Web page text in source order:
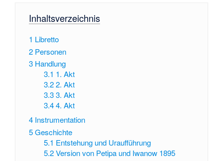
Inhaltsverzeichnis
1 Libretto
2 Personen
3 Handlung
3.1 1. Akt
3.2 2. Akt
3.3 3. Akt
3.4 4. Akt
4 Instrumentation
5Geschichte
5.1 Entstehung und Uraufführung
5.2 Version von Petipa und Iwanow 1895